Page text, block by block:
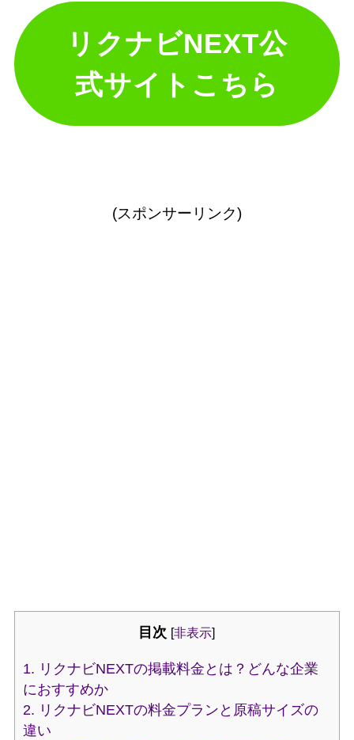
リクナビNEXT公
式サイトこちら
(スポンサーリンク)
目次 [非表示]
1. リクナビNEXTの掲載料金とは？どんな企業
におすすめか
2. リクナビNEXTの料金プランと原稿サイズの
違い